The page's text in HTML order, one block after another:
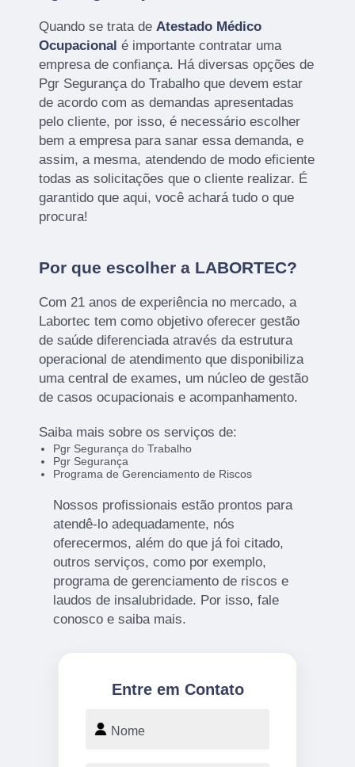
Quando se trata deAtestado Médico
Ocupacional é importante contratar uma
empresa de confiança. Há diversas opções de
Pgr Segurança do Trabalho que devem estar
de acordo com as demandas apresentadas
pelo cliente, por isso, é necessário escolher
bem a empresa para sanar essa demanda, e
assim, a mesma, atendendo de modo eficiente
todas as solicitações que o cliente realizar. É
garantido que aqui, você achará tudo o que
procura!
Por que escolher a LABORTEC?
Com 21 anos de experiência no mercado, a
Labortec tem como objetivo oferecer gestão
de saúde diferenciada através da estrutura
operacional de atendimento que disponibiliza
uma central de exames, um núcleo de gestão
de casos ocupacionais e acompanhamento.
Saiba mais sobre os serviços de:
Pgr Segurança do Trabalho
Pgr Segurança
Programa de Gerenciamento de Riscos
Nossos profissionais estão prontos para
atendê-lo adequadamente, nós
oferecermos, além do que já foi citado,
outros serviços, como por exemplo,
programa de gerenciamento de riscos e
laudos de insalubridade. Por isso, fale
conosco e saiba mais.
Entre em Contato